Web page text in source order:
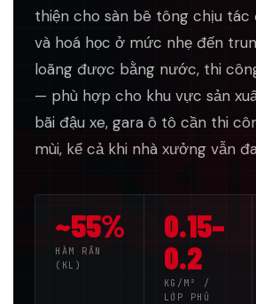
thiện cho sàn bê tông chịu tác
và hoá học ở mức nhẹ đến
loãng được bằng nước, thi
— phù hợp cho khu vực sản
bãi đậu xe, gara ô tô cần thi
mùi, kể cả khi nhà xưởng vẫn
~55%
HÀM RẮN
(KL)
0.15–
0.2
KG/M² /
LỚP PHỦ